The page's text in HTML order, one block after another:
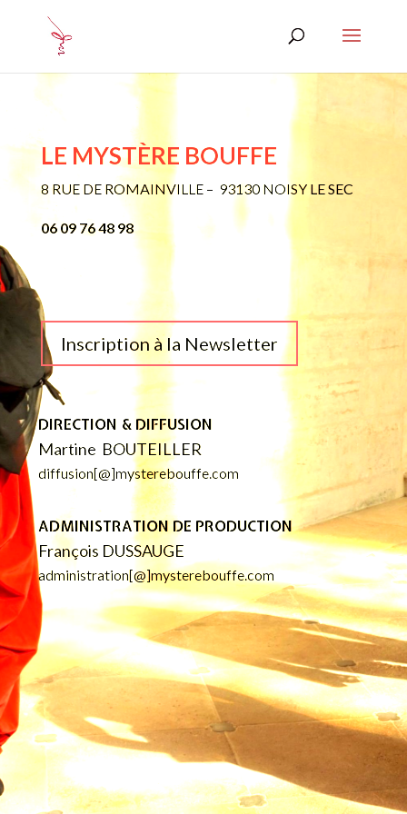
LE MYSTÈRE BOUFFE
8 RUE DE ROMAINVILLE – 93130 NOISY LE SEC
06 09 76 48 98
Inscription à la Newsletter
DIRECTION & DIFFUSION
Martine BOUTEILLER
diffusion[@]mysterebouffe.com
ADMINISTRATION DE PRODUCTION
François DUSSAUGE
administration[@]mysterebouffe.com